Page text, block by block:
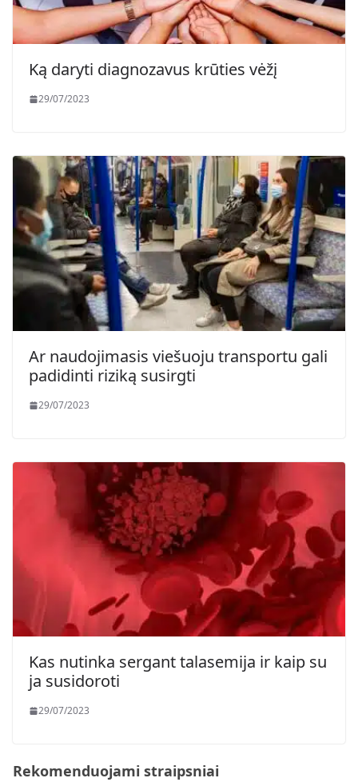
Ką daryti diagnozavus krūties vėžį
29/07/2023
Ar naudojimasis viešuoju transportu gali
padidinti riziką susirgti
29/07/2023
Kas nutinka sergant talasemija ir kaip su
ja susidoroti
29/07/2023
Rekomenduojami straipsniai